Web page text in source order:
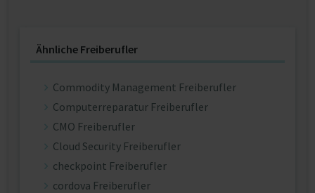
Ähnliche Freiberufler
Commodity Management Freiberufler
Computerreparatur Freiberufler
CMO Freiberufler
Cloud Security Freiberufler
checkpoint Freiberufler
cordova Freiberufler